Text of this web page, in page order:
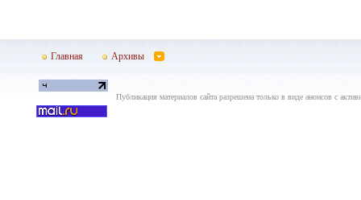
Главная Архивы
Публикация материалов сайта разрешена только в виде анонсов с